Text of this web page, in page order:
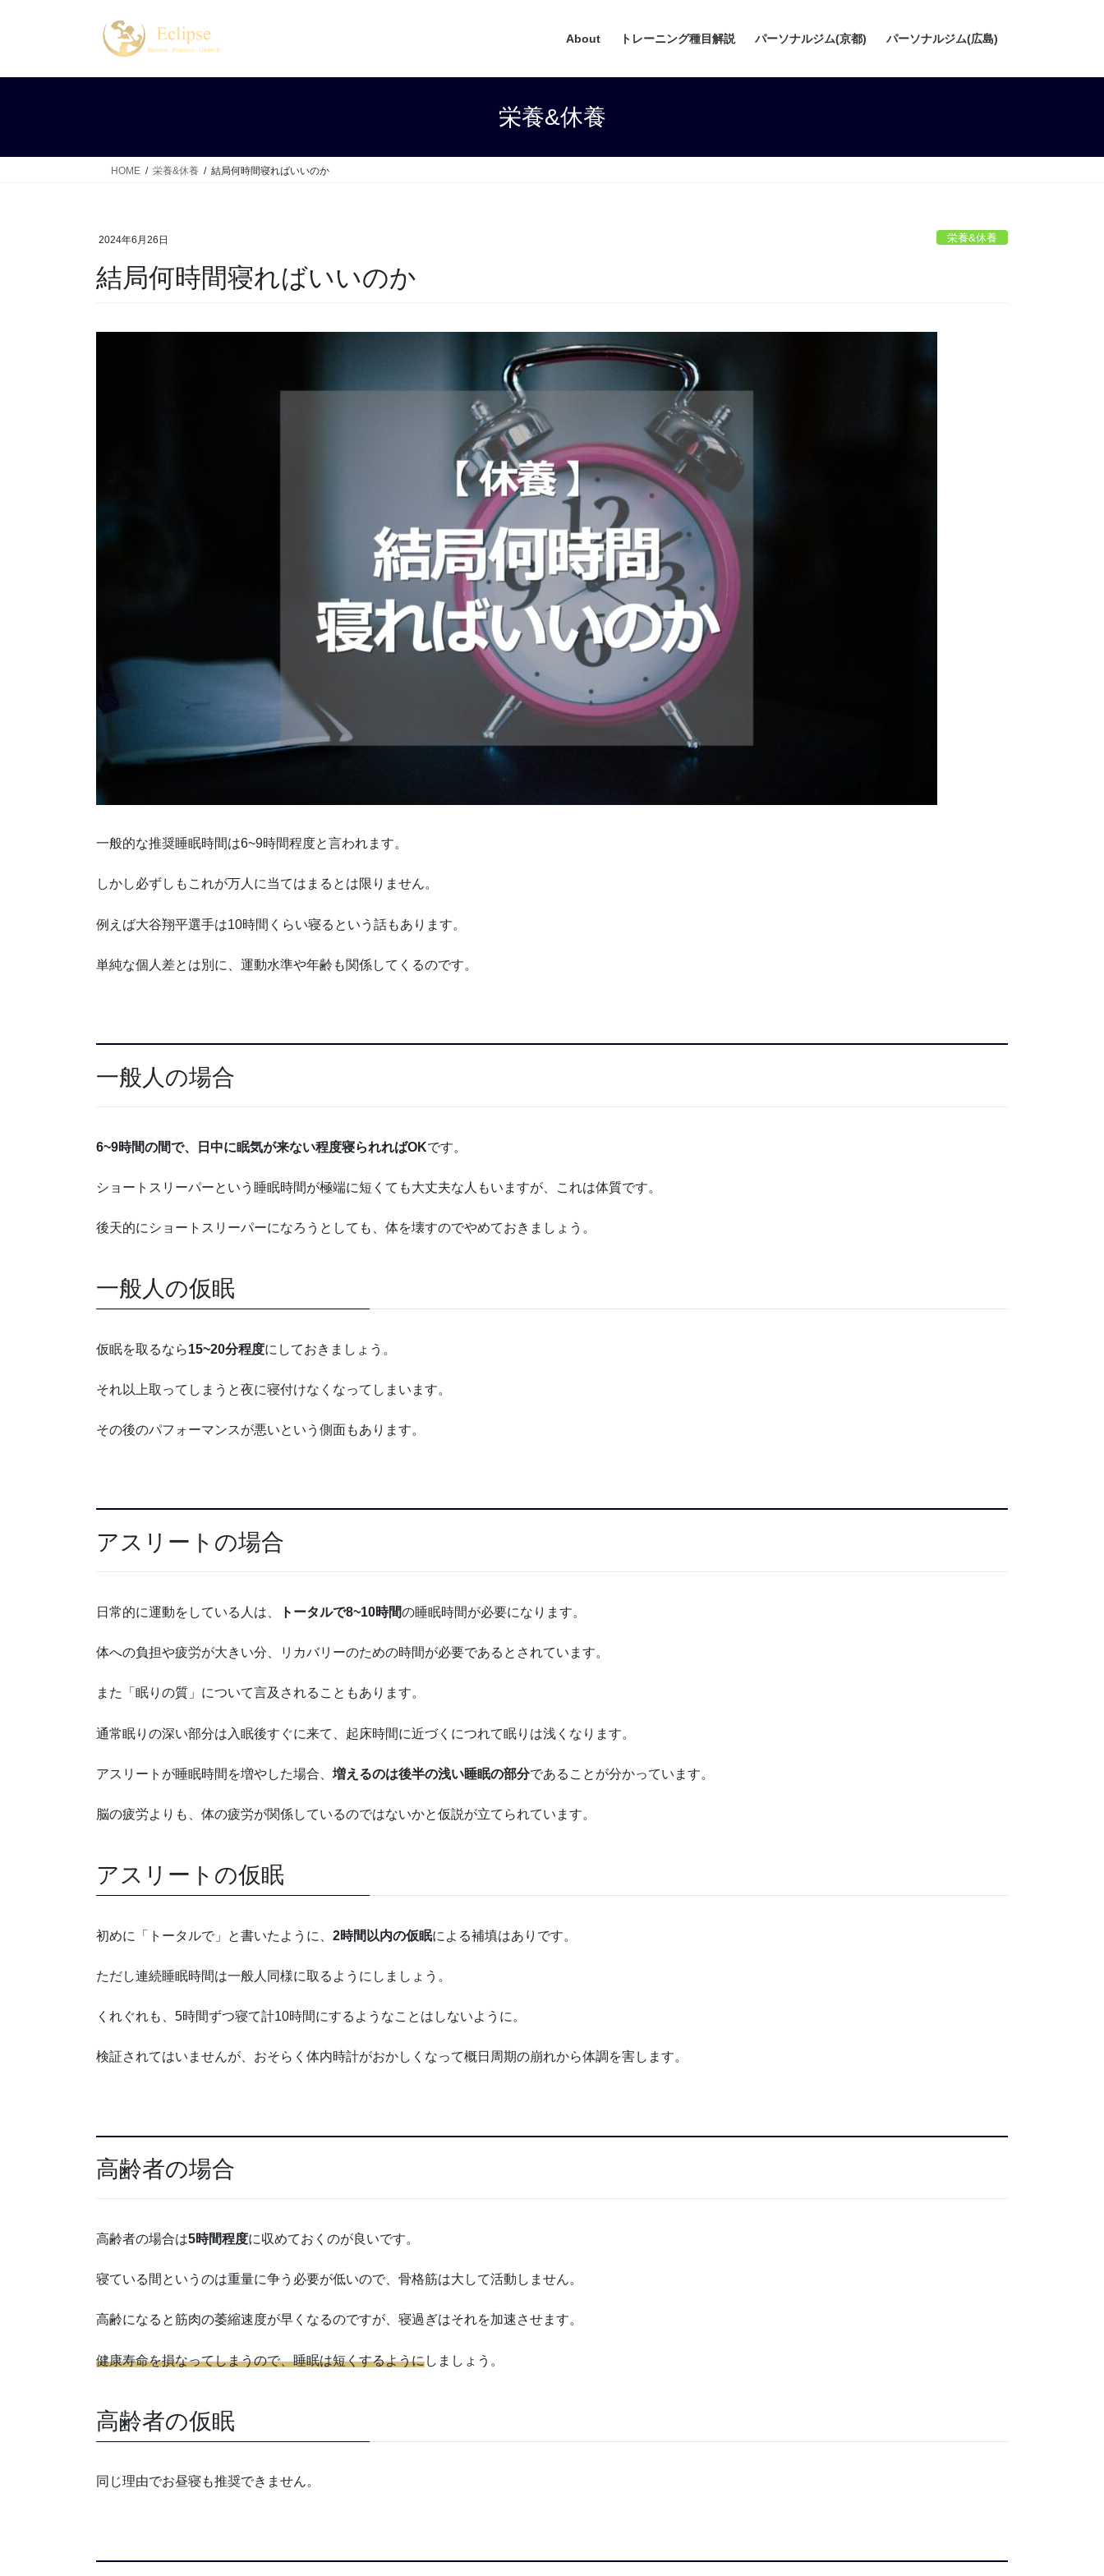
About トレーニング種目解説 パーソナルジム(京都) パーソナルジム(広島)
栄養&休養
HOME 栄養&休養 結局何時間寝ればいいのか
2024年6月26日 栄養&休養
結局何時間寝ればいいのか
一般的な推奨睡眠時間は6~9時間程度と言われます。
しかし必ずしもこれが万人に当てはまるとは限りません。
例えば大谷翔平選手は10時間くらい寝るという話もあります。
単純な個人差とは別に、運動水準や年齢も関係してくるのです。
一般人の場合
6~9時間の間で、日中に眠気が来ない程度寝られればOKです。
ショートスリーパーという睡眠時間が極端に短くても大丈夫な人もいますが、これは体質です。
後天的にショートスリーパーになろうとしても、体を壊すのでやめておきましょう。
一般人の仮眠
仮眠を取るなら15~20分程度にしておきましょう。
それ以上取ってしまうと夜に寝付けなくなってしまいます。
その後のパフォーマンスが悪いという側面もあります。
アスリートの場合
日常的に運動をしている人は、 トータルで8~10時間の睡眠時間が必要になります。
体への負担や疲労が大きい分、リカバリーのための時間が必要であるとされています。
また「眠りの質」について言及されることもあります。
通常眠りの深い部分は入眠後すぐに来て、起床時間に近づくにつれて眠りは浅くなります。
アスリートが睡眠時間を増やした場合、 増えるのは後半の浅い睡眠の部分であることが分かっています。
脳の疲労よりも、体の疲労が関係しているのではないかと仮説が立てられています。
アスリートの仮眠
初めに「トータルで」と書いたように、 2時間以内の仮眠による補填はありです。
ただし連続睡眠時間は一般人同様に取るようにしましょう。
くれぐれも、5時間ずつ寝て計10時間にするようなことはしないように。
検証されてはいませんが、おそらく体内時計がおかしくなって概日周期の崩れから体調を害します。
高齢者の場合
高齢者の場合は5時間程度に収めておくのが良いです。
寝ている間というのは重量に争う必要が低いので、骨格筋は大して活動しません。
高齢になると筋肉の萎縮速度が早くなるのですが、寝過ぎはそれを加速させます。
健康寿命を損なってしまうので、睡眠は短くするようにしましょう。
高齢者の仮眠
同じ理由でお昼寝も推奨できません。